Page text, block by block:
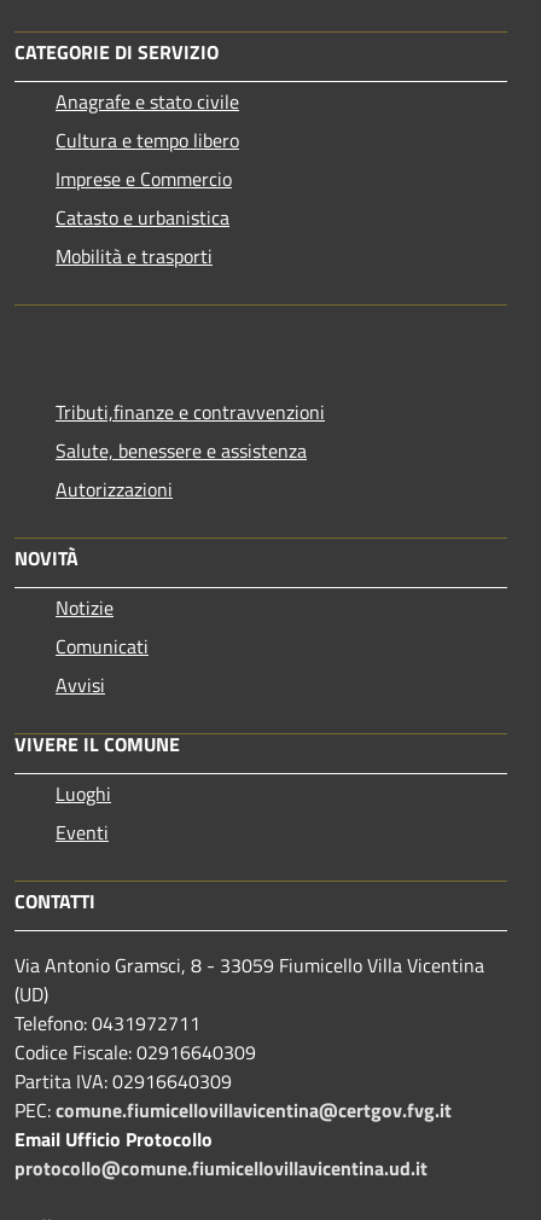
CATEGORIE DI SERVIZIO
Anagrafe e stato civile
Cultura e tempo libero
Imprese e Commercio
Catasto e urbanistica
Mobilità e trasporti
Tributi,finanze e contravvenzioni
Salute, benessere e assistenza
Autorizzazioni
NOVITÀ
Notizie
Comunicati
Avvisi
VIVERE IL COMUNE
Luoghi
Eventi
CONTATTI
Via Antonio Gramsci, 8 - 33059 Fiumicello Villa Vicentina
(UD)
Telefono: 0431972711
Codice Fiscale: 02916640309
Partita IVA: 02916640309
PEC:comune.fiumicellovillavicentina@certgov.fvg.it
Email Ufficio Protocollo
protocollo@comune.fiumicellovillavicentina.ud.it